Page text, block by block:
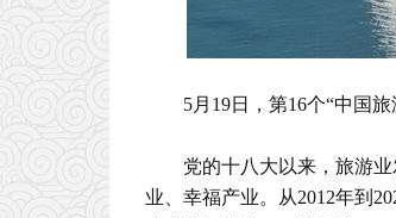
5月19日，第16个“中国旅
党的十八大以来，旅游
业、幸福产业。从2012年到